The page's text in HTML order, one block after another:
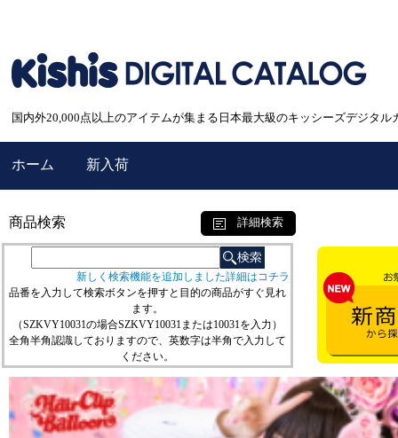
国内外20,000点以上のアイテムが集まる日本最大級のキッシーズデジタル
ホーム 新入荷
商品検索 詳細検索
新しく検索機能を追加しました詳細はコチラ
品番を入力して検索ボタンを押すと目的の商品がすぐ見れ
ます。
（SZKVY10031の場合SZKVY10031または10031を入力）
全角半角認識しておりますので、英数字は半角で入力して
ください。